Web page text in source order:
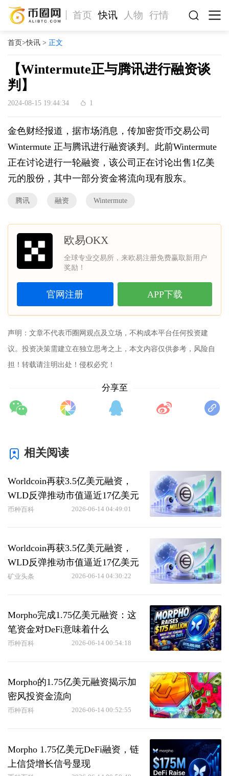
首页 快讯 人物 行情
首页>快讯> 正文
【Wintermute正与腾讯进行融资谈
判】
2024-08-15 19:44:34 1
金色财经报道，据市场消息，传加密货币交易公司
Wintermute 正与腾讯进行融资谈判。此前Wintermute
正在讨论进行一轮融资，该公司正在讨论出售1亿美
元的股份，其中一部分资金将流向现有股东。
腾讯 融资 Wintermute
欧易OKX
全球专业交易所，来欧易注册免费赢取新用户
奖励！
官网注册 APP下载
声明：文章不代表币圈网观点及立场，不构成本平台任何投资建
议。投资决策需建立在独立思考之上，本文内容仅供参考，风险自
担！转载请注明出处！侵权必究！
分享至
相关阅读
Worldcoin再获3.5亿美元融资，
WLD反弹推动市值逼近17亿美元
币种百科 2026-06-14 04:49:01
Worldcoin再获3.5亿美元融资，
WLD反弹推动市值逼近17亿美元
矿业头条 2026-06-14 04:30:22
Morpho完成1.75亿美元融资：这
笔资金对DeFi意味着什么
币种百科 2026-06-14 00:54:18
Morpho的1.75亿美元融资揭示加
密风投资金流向
币种百科 2026-06-14 00:52:55
Morpho 1.75亿美元DeFi融资，链
上信贷增长信号显现